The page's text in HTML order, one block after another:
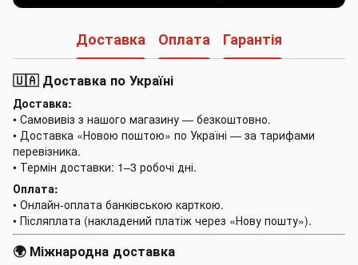
Доставка Оплата Гарантія
🇺🇦 Доставка по Україні
Доставка:
• Самовивіз з нашого магазину — безкоштовно.
• Доставка «Новою поштою» по Україні — за тарифами
перевізника.
• Термін доставки: 1–3 робочі дні.
Оплата:
• Онлайн-оплата банківською карткою.
• Післяплата (накладений платіж через «Нову пошту»).
🌍 Міжнародна доставка